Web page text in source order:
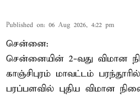
Published on: 06 Aug 2026, 4:22 pm
சென்னை:
சென்னையின் 2-வது விமான
காஞ்சிபுரம் மாவட்டம்
பரப்பளவில் புதிய விமான